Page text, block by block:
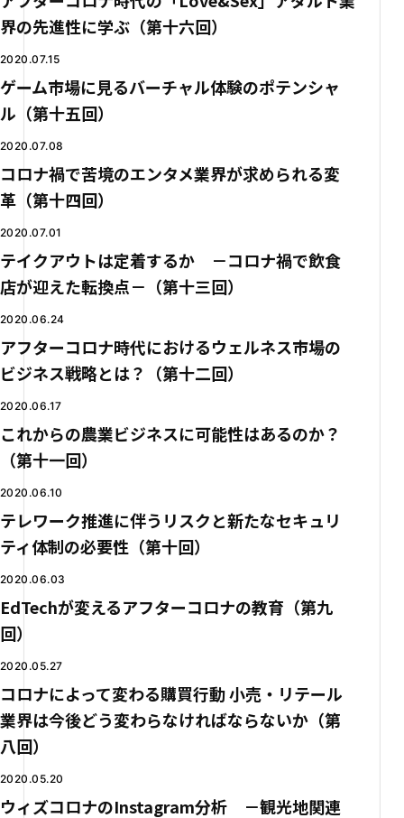
界の先進性に学ぶ（第十六回）
2020.07.15
ゲーム市場に見るバーチャル体験のポテンシャ
ル（第十五回）
2020.07.08
コロナ禍で苦境のエンタメ業界が求められる変
革（第十四回）
2020.07.01
テイクアウトは定着するか －コロナ禍で飲食
店が迎えた転換点－（第十三回）
2020.06.24
アフターコロナ時代におけるウェルネス市場の
ビジネス戦略とは？（第十二回）
2020.06.17
これからの農業ビジネスに可能性はあるのか？
（第十一回）
2020.06.10
テレワーク推進に伴うリスクと新たなセキュリ
ティ体制の必要性（第十回）
2020.06.03
EdTechが変えるアフターコロナの教育（第九
回）
2020.05.27
コロナによって変わる購買行動 小売・リテール
業界は今後どう変わらなければならないか（第
八回）
2020.05.20
ウィズコロナのInstagram分析 －観光地関連